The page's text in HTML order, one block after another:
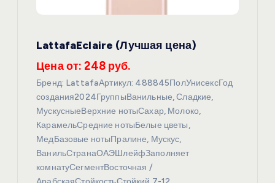
LattafaEclaire (Лучшая цена)
Цена от: 248 руб.
Бренд: LattafaАртикул: 488845ПолУнисексГод
создания2024ГруппыВанильные, Сладкие,
МускусныеВерхние нотыСахар, Молоко,
КарамельСредние нотыБелые цветы,
МедБазовые нотыПралине, Мускус,
ВанильСтранаОАЭШлейфЗаполняет
комнатуСегментВосточная /